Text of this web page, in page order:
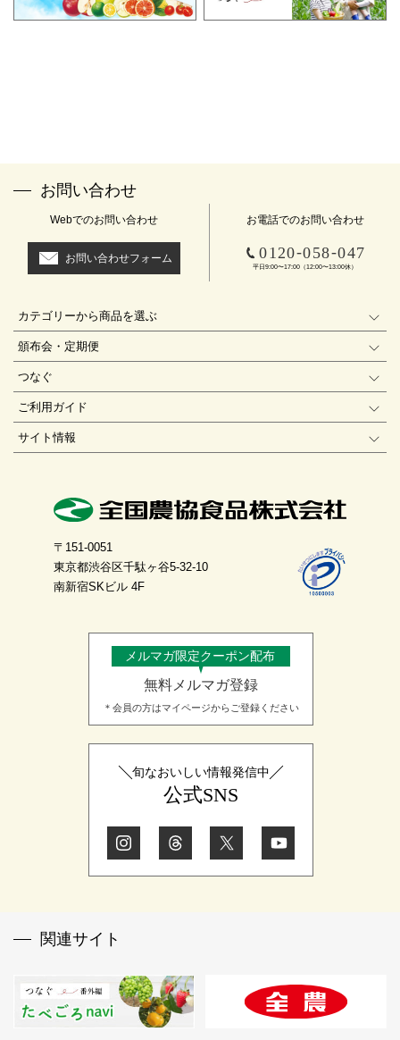
※当社は下記の認定個人情報保護団体の対象事業者となっていま
す。
お問い合わせ
Webでのお問い合わせ
お問い合わせフォーム
お電話でのお問い合わせ
0120-058-047
平日9:00〜17:00（12:00〜13:00休）
カテゴリーから商品を選ぶ
頒布会・定期便
つなぐ
ご利用ガイド
サイト情報
〒151-0051
東京都渋谷区千駄ヶ谷5-32-10
南新宿SKビル 4F
メルマガ限定クーポン配布
無料メルマガ登録
＊会員の方はマイページからご登録ください
旬なおいしい情報発信中
公式SNS
関連サイト